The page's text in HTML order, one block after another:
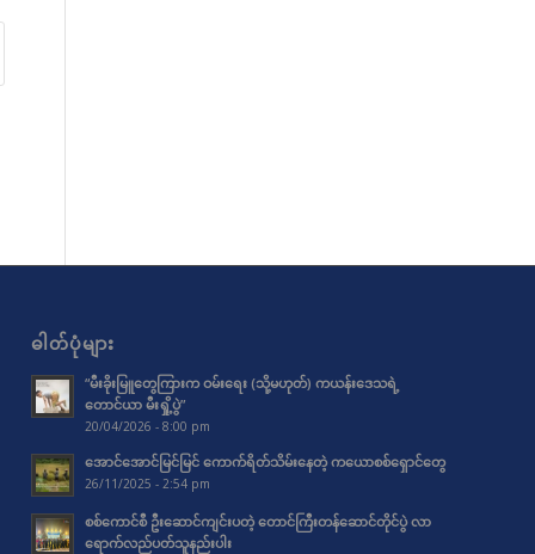
ဓါတ်ပုံများ
“မီးခိုးမြူတွေကြားက ဝမ်းရေး (သို့မဟုတ်) ကယန်းဒေသရဲ့
တောင်ယာ မီးရှို့ပွဲ”
20/04/2026 - 8:00 pm
အောင်အောင်မြင်မြင် ကောက်ရိတ်သိမ်းနေတဲ့ ကယောစစ်ရှောင်တွေ
26/11/2025 - 2:54 pm
စစ်ကောင်စီ ဦးဆောင်ကျင်းပတဲ့ တောင်ကြီးတန်ဆောင်တိုင်ပွဲ လာ
ရောက်လည်ပတ်သူနည်းပါး